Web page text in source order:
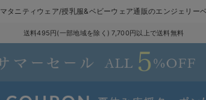
マタニティウェア/授乳服&ベビーウェア通販のエンジェリー
送料495円(一部地域を除く) 7,700円以上で送料無料